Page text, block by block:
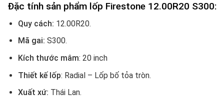
Đặc tính sản phẩm lốp Firestone 12.00R20 S300:
Quy cách: 12.00R20.
Mã gai: S300.
Kích thước mâm: 20 inch
Thiết kế lốp: Radial – Lốp bố tỏa tròn.
Xuất xứ: Thái Lan.